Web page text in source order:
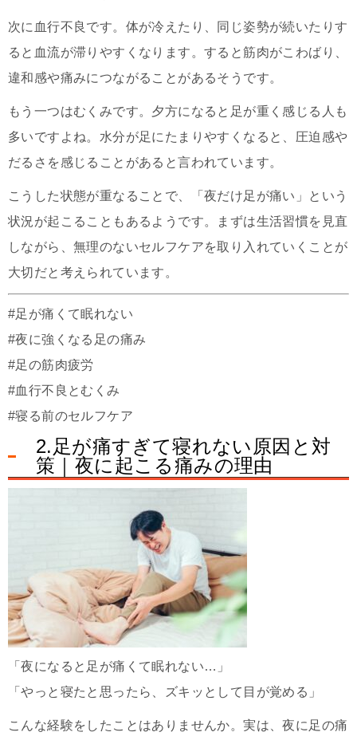
次に血行不良です。体が冷えたり、同じ姿勢が続いたりす
ると血流が滞りやすくなります。すると筋肉がこわばり、
違和感や痛みにつながることがあるそうです。
もう一つはむくみです。夕方になると足が重く感じる人も
多いですよね。水分が足にたまりやすくなると、圧迫感や
だるさを感じることがあると言われています。
こうした状態が重なることで、「夜だけ足が痛い」という
状況が起こることもあるようです。まずは生活習慣を見直
しながら、無理のないセルフケアを取り入れていくことが
大切だと考えられています。
#足が痛くて眠れない
#夜に強くなる足の痛み
#足の筋肉疲労
#血行不良とむくみ
#寝る前のセルフケア
2.足が痛すぎて寝れない原因と対
策｜夜に起こる痛みの理由
「夜になると足が痛くて眠れない…」
「やっと寝たと思ったら、ズキッとして目が覚める」
こんな経験をしたことはありませんか。実は、夜に足の痛